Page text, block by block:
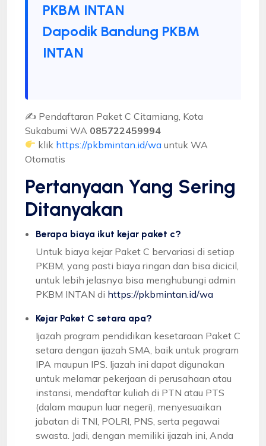
PKBM INTAN
Dapodik Bandung PKBM
INTAN
✍ Pendaftaran Paket C Citamiang, Kota
Sukabumi WA 085722459994
klik https://pkbmintan.id/wa untuk WA
Otomatis
Pertanyaan Yang Sering
Ditanyakan
Berapa biaya ikut kejar paket c?
Untuk biaya kejar Paket C bervariasi di setiap
PKBM, yang pasti biaya ringan dan bisa dicicil,
untuk lebih jelasnya bisa menghubungi admin
PKBM INTAN di https://pkbmintan.id/wa
Kejar Paket C setara apa?
Ijazah program pendidikan kesetaraan Paket C
setara dengan ijazah SMA, baik untuk program
IPA maupun IPS. Ijazah ini dapat digunakan
untuk melamar pekerjaan di perusahaan atau
instansi, mendaftar kuliah di PTN atau PTS
(dalam maupun luar negeri), menyesuaikan
jabatan di TNI, POLRI, PNS, serta pegawai
swasta. Jadi, dengan memiliki ijazah ini, Anda